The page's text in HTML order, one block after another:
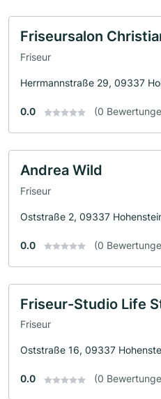
Friseursalon
Friseur
Herrmannstraße 29, 09337
0.0 (0
Andrea Wild
Friseur
Oststraße 2, 09337
0.0 (0
Friseur-Studio Life
Friseur
Oststraße 16, 09337
0.0 (0